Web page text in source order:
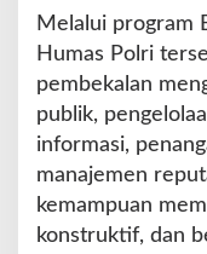
Melalui program
Humas Polri
pembekalan
publik,
informasi,
manajemen
kemampuan
konstruktif, dan